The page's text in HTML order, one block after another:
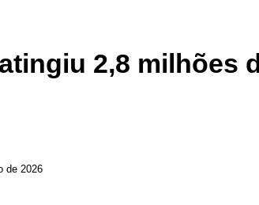
2,8 milhões
Atualizado em 27 de maio de 2026